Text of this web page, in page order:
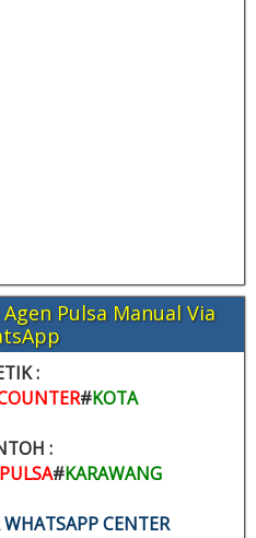
Pulsa Manual Via
:
#KOTA
:
#KARAWANG
CENTER